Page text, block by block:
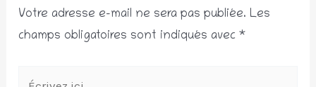
Votre adresse e-mail ne sera pas publiée. Les
champs obligatoires sont indiqués avec*